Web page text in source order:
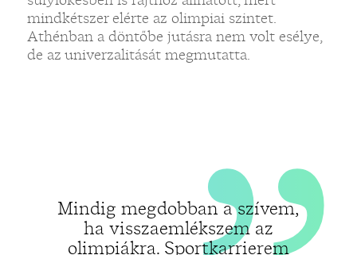
mindkétszer elérte az olimpiai szintet.
Athénban a döntőbe jutásra nem volt esélye,
de az univerzalitását megmutatta.
Mindig megdobban a szívem,
ha visszaemlékszem az
olimpiákra. Sportkarrierem